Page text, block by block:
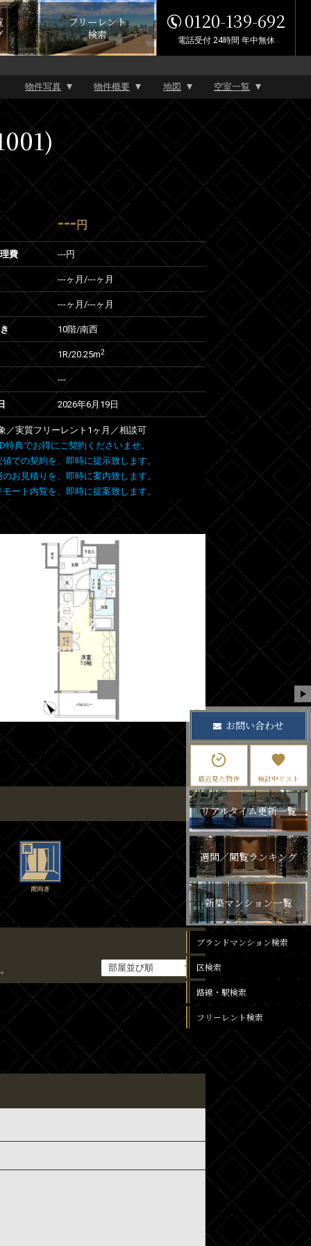
フリーレント
検索
0120-139-692
電話受付 24時間 年中無休
物件写真 物件概要 地図 空室一覧
--- 円
費 ---円
---ヶ月 /---ヶ月
---ヶ月 /---ヶ月
10階/南西
1R/20.25m2
---
2026年6月19日
／実質フリーレント1ヶ月／相談可
特典でお得にご契約くださいませ。
での契約を、即時に提示致します。
お見積りを、即時に案内致します。
ート内覧を、即時に提案致します。
お問い合わせ
最近見た物件 検討中リスト
リアルタイム更新一覧
週間／閲覧ランキング
新築マンション一覧
ブランドマンション検索
区検索
路線・駅検索
フリーレント検索